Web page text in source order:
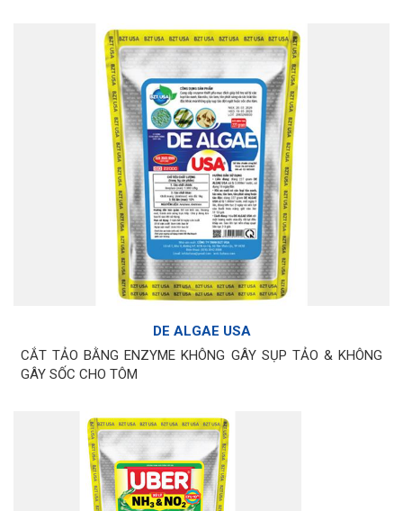
DE ALGAE USA
CẮT TẢO BẰNG ENZYME KHÔNG GÂY SỤP TẢO & KHÔNG
GÂY SỐC CHO TÔM